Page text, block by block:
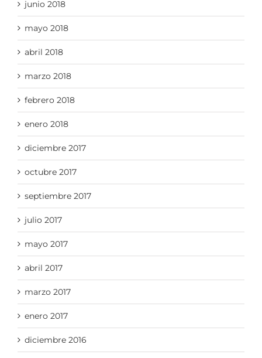
junio 2018
mayo 2018
abril 2018
marzo 2018
febrero 2018
enero 2018
diciembre 2017
octubre 2017
septiembre 2017
julio 2017
mayo 2017
abril 2017
marzo 2017
enero 2017
diciembre 2016